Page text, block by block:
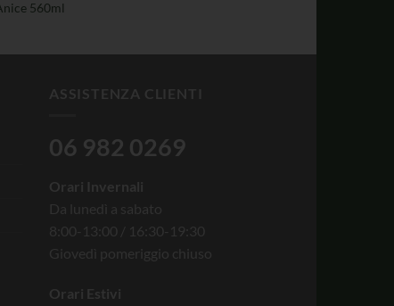
560ml
ASSISTENZA CLIENTI
06 982 0269
Orari Invernali
Da lunedì a sabato
8:00-13:00 / 16:30-19:30
Giovedì pomeriggio chiuso
Orari Estivi